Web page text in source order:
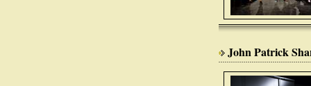
John Patrick